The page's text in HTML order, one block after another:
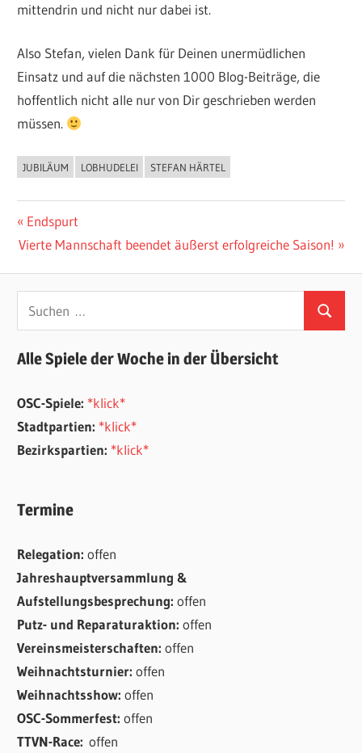
mittendrin und nicht nur dabei ist.
Also Stefan, vielen Dank für Deinen unermüdlichen
Einsatz und auf die nächsten 1000 Blog-Beiträge, die
hoffentlich nicht alle nur von Dir geschrieben werden
müssen.
ALLGEMEIN
JUBILÄUM LOBHUDELEI STEFAN HÄRTEL
Beitragsnavigation
Vorheriger
Beitrag:
Endspurt
Nächster
Vierte Mannschaft beendet äußerst erfolgreiche Saison!
Suchen
nach:
Suchen
Alle Spiele der Woche in der Übersicht
OSC-Spiele: *klick*
Stadtpartien: *klick*
Bezirkspartien: *klick*
Termine
Relegation:offen
Jahreshauptversammlung &
Aufstellungsbesprechung:offen
Putz- und Reparaturaktion:offen
Vereinsmeisterschaften:offen
Weihnachtsturnier:offen
Weihnachtsshow:offen
OSC-Sommerfest:offen
TTVN-Race:offen